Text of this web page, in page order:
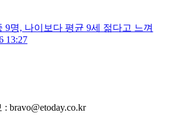
9명, 나이보다 평균 9세 젊다고 느껴
13:27
bravo@etoday.co.kr